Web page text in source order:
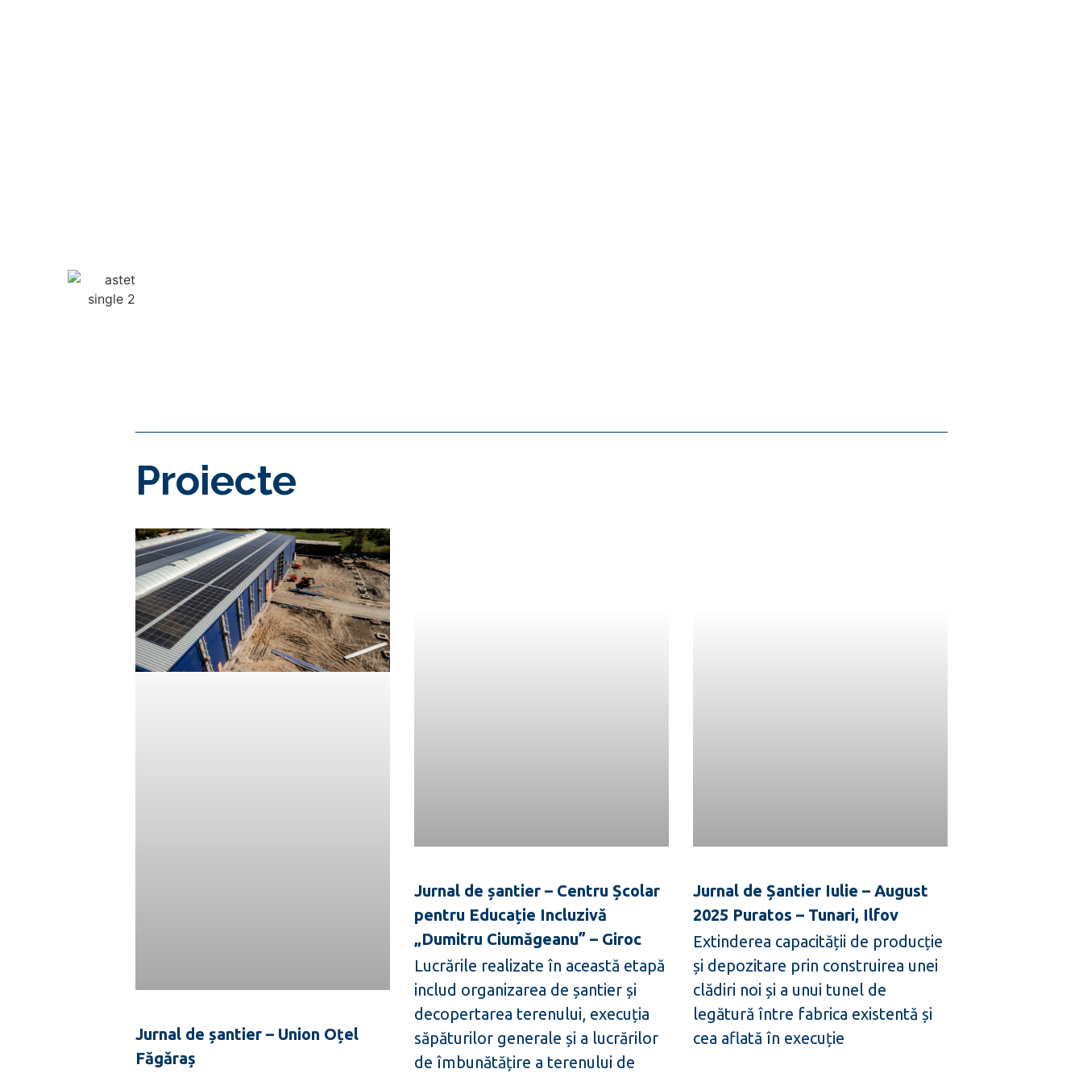
Proiecte
Jurnal de șantier – Union Oțel
Făgăraș
Jurnal de șantier – Centru Școlar
pentru Educație Incluzivă
„Dumitru Ciumăgeanu” – Giroc
Lucrările realizate în această etapă
includ organizarea de șantier și
decopertarea terenului, execuția
săpăturilor generale și a lucrărilor
de îmbunătățire a terenului de
Jurnal de Șantier Iulie – August
2025 Puratos – Tunari, Ilfov
Extinderea capacității de producție
și depozitare prin construirea unei
clădiri noi și a unui tunel de
legătură între fabrica existentă și
cea aflată în execuție